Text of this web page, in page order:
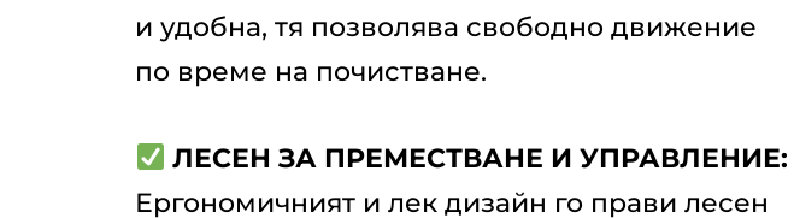
и удобна, тя позволява свободно движение
по време на почистване.
ЛЕСЕН ЗА ПРЕМЕСТВАНЕ И УПРАВЛЕНИЕ:
Ергономичният и лек дизайн го прави лесен